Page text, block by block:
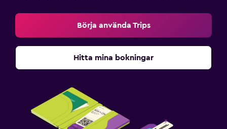
Börja använda Trips
Hitta mina bokningar